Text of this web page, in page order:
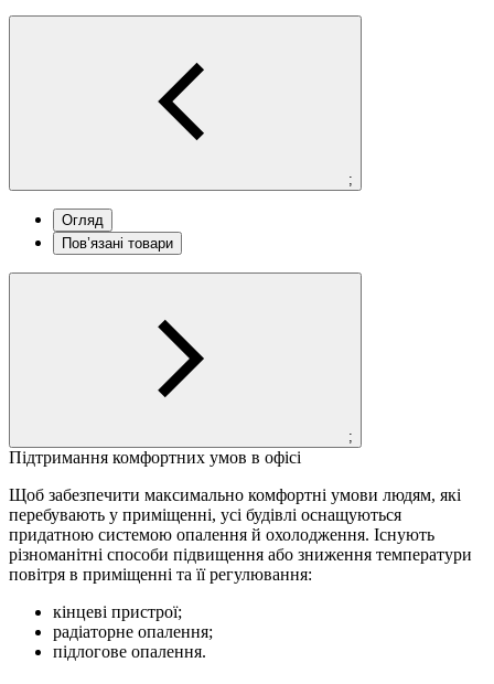
;
Огляд
Пов’язані товари
;
Підтримання комфортних умов в офісі
Щоб забезпечити максимально комфортні умови людям, які
перебувають у приміщенні, усі будівлі оснащуються
придатною системою опалення й охолодження. Існують
різноманітні способи підвищення або зниження температури
повітря в приміщенні та її регулювання:
кінцеві пристрої;
радіаторне опалення;
підлогове опалення.